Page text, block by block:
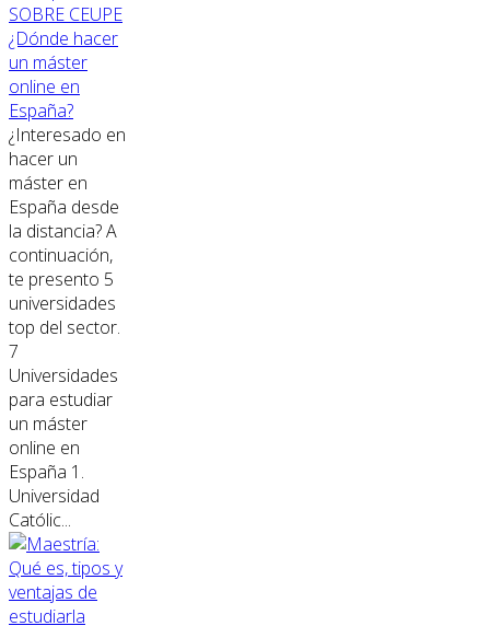
SOBRE CEUPE
¿Dónde hacer
un máster
online en
España?
¿Interesado en
hacer un
máster en
España desde
la distancia? A
continuación,
te presento 5
universidades
top del sector.
7
Universidades
para estudiar
un máster
online en
España 1.
Universidad
Católic...